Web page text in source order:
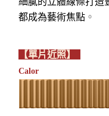
都成為藝術焦點 。
【單片近照】
Calor